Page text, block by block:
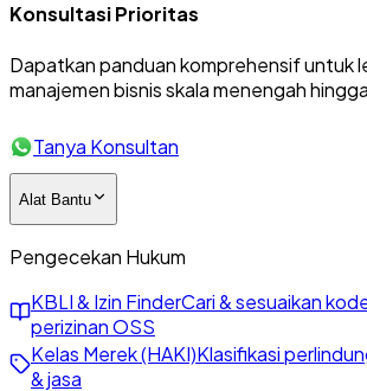
Konsultasi Prioritas
Dapatkan panduan komprehensif untuk
manajemen bisnis skala menengah
Tanya Konsultan
Alat Bantu
Pengecekan Hukum
KBLI & Izin FinderCari & sesuaikan
perizinan OSS
Kelas Merek (HAKI)Klasifikasi
& jasa